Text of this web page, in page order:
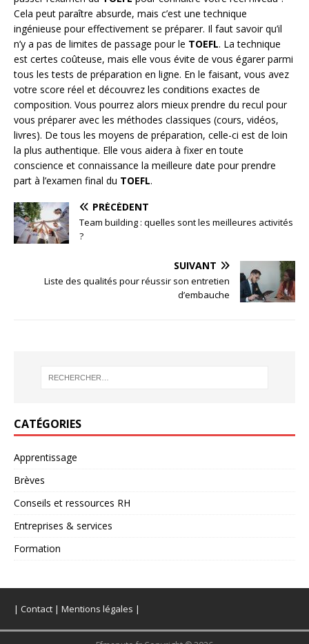
Cela peut paraître absurde, mais c’est une technique
ingénieuse pour effectivement se préparer. Il faut savoir qu’il
n’y a pas de limites de passage pour le TOEFL. La technique
est certes coûteuse, mais elle vous évite de vous égarer parmi
tous les tests de préparation en ligne. En le faisant, vous avez
votre score réel et découvrez les conditions exactes de
composition. Vous pourrez alors mieux prendre du recul pour
vous préparer avec les méthodes classiques (cours, vidéos,
livres). De tous les moyens de préparation, celle-ci est de loin
la plus authentique. Elle vous aidera à fixer en toute
conscience et connaissance la meilleure date pour prendre
part à l’examen final du TOEFL.
PRÉCÉDENT
Team building : quelles sont les meilleures activités
?
SUIVANT
Liste des qualités pour réussir son entretien
d’embauche
CATÉGORIES
Apprentissage
Brèves
Conseils et ressources RH
Entreprises & services
Formation
| Contact | Mentions légales |